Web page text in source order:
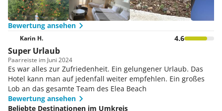
Bewertung ansehen
Karin H. 4.6
Super Urlaub
Paarreiste im Juni 2024
Es war alles zur Zufriedenheit. Ein gelungener Urlaub. Das
Hotel kann man auf jedenfall weiter empfehlen. Ein großes
Lob an das gesamte Team des Elea Beach
Bewertung ansehen
Beliebte Destinationen im Umkreis